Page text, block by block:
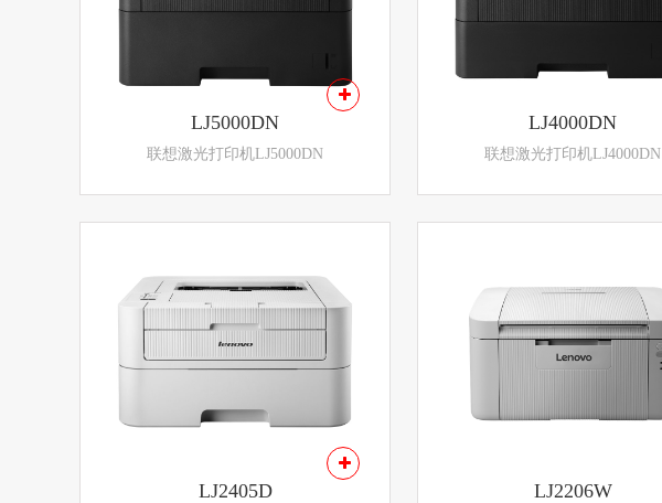
LJ5000DN
联想激光打印机LJ5000DN
LJ4000DN
联想激光打印机LJ4000DN
LJ2405D LJ2206W